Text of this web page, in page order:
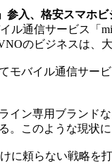
参入、格安スマホ
ル通信サービス「
のビジネスは、
バイル通信サー
ン専用ブランド
。このような現状
頼らない戦略を